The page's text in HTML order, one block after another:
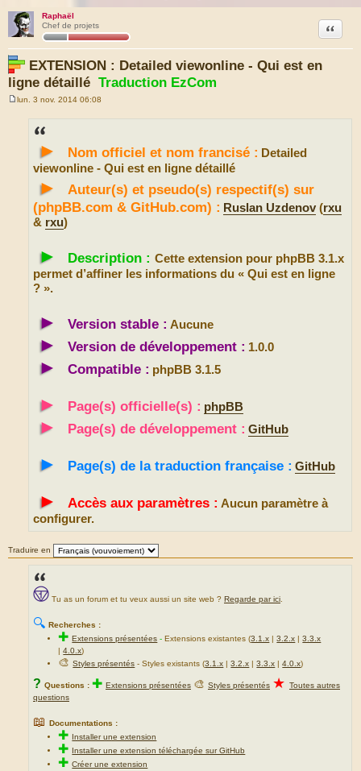
Raphaël
Chef de projets
EXTENSION : Detailed viewonline - Qui est en
ligne détaillé Traduction EzCom
Citation
lun. 3 nov. 2014 06:08
► Nom officiel et nom francisé : Detailed
viewonline - Qui est en ligne détaillé
►
Auteur(s) et pseudo(s) respectif(s) sur
(phpBB.com & GitHub.com) : Ruslan Uzdenov (rxu
& rxu)
► Description : Cette extension pour phpBB 3.1.x
permet d’affiner les informations du « Qui est en ligne
? ».
► Version stable : Aucune
► Version de développement : 1.0.0
► Compatible : phpBB 3.1.5
► Page(s) officielle(s) : phpBB
► Page(s) de développement : GitHub
► Page(s) de la traduction française : GitHub
► Accès aux paramètres : Aucun paramètre à
configurer.
Traduire en
Tu as un forum et tu veux aussi un site web ? Regarde par ici
🔍 Recherches :
✚Extensions présentées -Extensions existantes (3.1.x |3.2.x |3.3.x
|4.0.x)
🎨Styles présentés - Styles existants (3.1.x |3.2.x |3.3.x |4.0.x)
? Questions : ✚ Extensions présentées 🎨 Styles présentés ★ Toutes autres
questions
📖 Documentations :
✚ Installer une extension
✚ Installer une extension téléchargée sur GitHub
✚Créer une extension